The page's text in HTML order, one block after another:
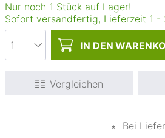
Nur noch 1 Stück auf Lager!
Sofort versandfertig, Lieferzeit 1 -
IN DEN
Vergleichen
∗
Bei